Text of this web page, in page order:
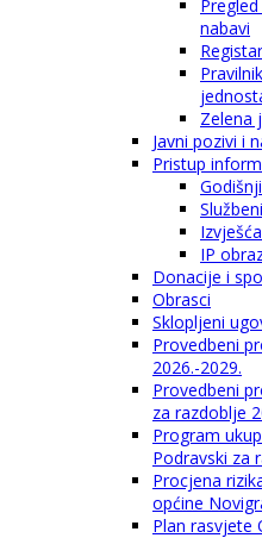
nabavi
Zelena
Javni pozivi i
Pristup
IP
Donacije i
Obrasci
Sklopljeni
Provedbeni
2026.-2029.
Provedbeni
za razdoblje
Program
Podravski za
Procjena
općine
Plan rasvjete